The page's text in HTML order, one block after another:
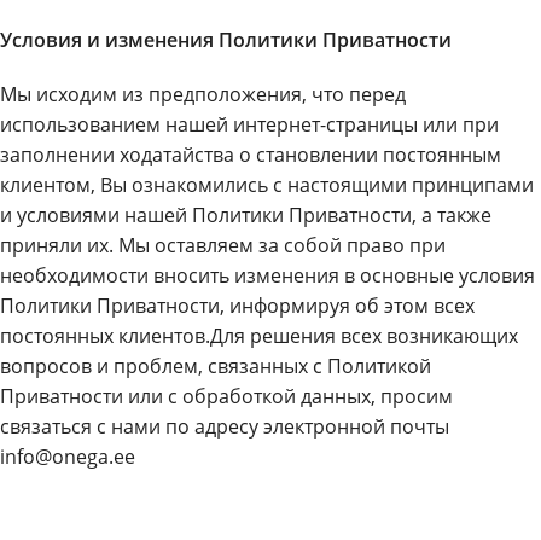
Условия и изменения Политики Приватности
Мы исходим из предположения, что перед
использованием нашей интернет-страницы или при
заполнении ходатайства о становлении постоянным
клиентом, Вы ознакомились с настоящими принципами
и условиями нашей Политики Приватности, а также
приняли их. Мы оставляем за собой право при
необходимости вносить изменения в основные условия
Политики Приватности, информируя об этом всех
постоянных клиентов.Для решения всех возникающих
вопросов и проблем, связанных с Политикой
Приватности или с обработкой данных, просим
связаться с нами по адресу электронной почты
info@onega.ee